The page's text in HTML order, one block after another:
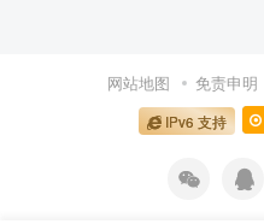
网站地图 免责申明
IPv6 支持